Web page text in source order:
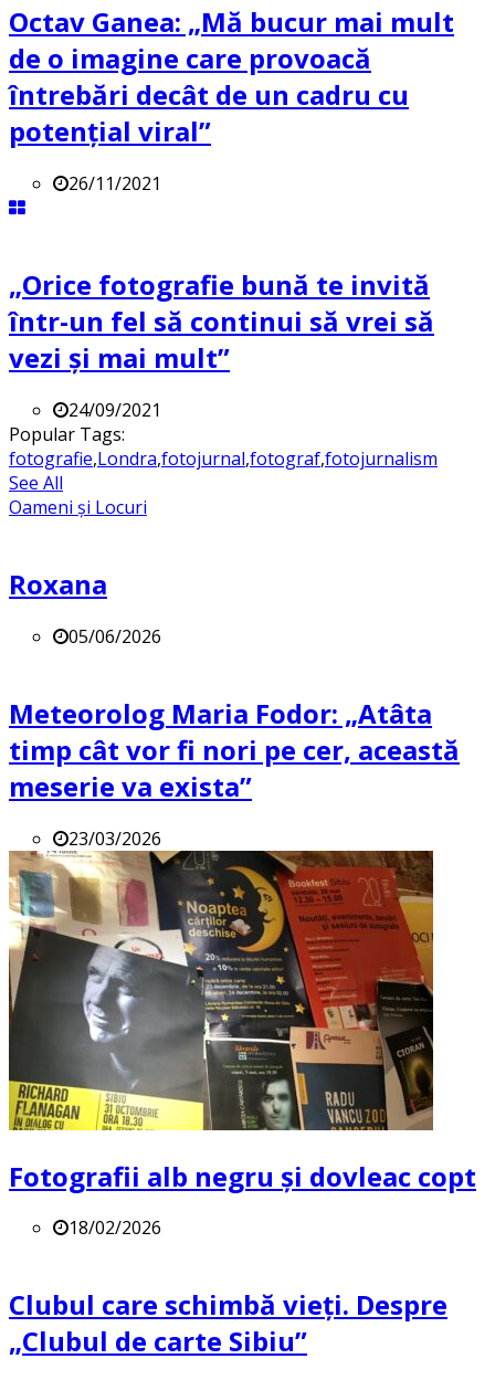
Octav Ganea: „Mă bucur mai mult
de o imagine care provoacă
întrebări decât de un cadru cu
potenţial viral”
26/11/2021
„Orice fotografie bună te invită
într-un fel să continui să vrei să
vezi și mai mult”
24/09/2021
Popular Tags:
fotografie,Londra,fotojurnal,fotograf,fotojurnalism
See All
Oameni și Locuri
Roxana
05/06/2026
Meteorolog Maria Fodor: „Atâta
timp cât vor fi nori pe cer, această
meserie va exista”
23/03/2026
Fotografii alb negru și dovleac copt
18/02/2026
Clubul care schimbă vieți. Despre
„Clubul de carte Sibiu”